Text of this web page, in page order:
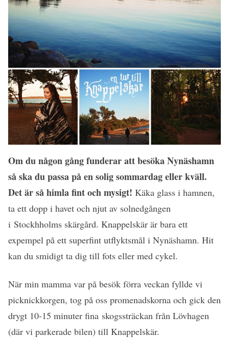
Om du någon gång funderar att besöka Nynäshamn
så ska du passa på en solig sommardag eller kväll.
Det är så himla fint och mysigt! Käka glass i hamnen,
ta ett dopp i havet och njut av solnedgången
i Stockhholms skärgård. Knappelskär är bara ett
expempel på ett superfint utflyktsmål i Nynäshamn. Hit
kan du smidigt ta dig till fots eller med cykel.
När min mamma var på besök förra veckan fyllde vi
picknickkorgen, tog på oss promenadskorna och gick den
drygt 10-15 minuter fina skogssträckan från Lövhagen
(där vi parkerade bilen) till Knappelskär.